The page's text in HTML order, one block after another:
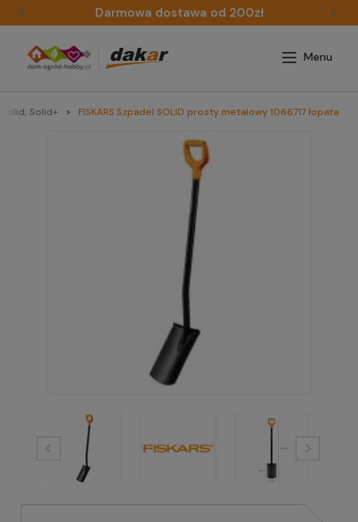
Darmowa dostawa od 200zł
Solid, Solid+ FISKARS Szpadel SOLID prosty metalowy 1066717 łopata